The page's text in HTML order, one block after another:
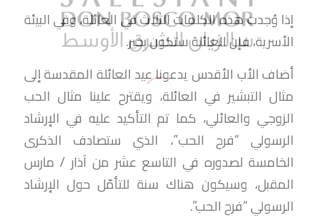
إذا وُجدت هذه الكلمات الثلاث في العائلة، وفي البيئة
الأسرية، فإن العائلة ستكون بخير.
أضاف الأب الأقدس يدعونا عيد العائلة المقدسة إلى
مثال التبشير في العائلة، ويقترح علينا مثال الحب
الزوجي والعائلي، كما تم التأكيد عليه في الإرشاد
الرسولي “فرح الحب”، الذي ستصادف الذكرى
الخامسة لصدوره في التاسع عشر من آذار / مارس
المقبل، وسيكون هناك سنة للتأمّل حول الإرشاد
الرسولي “فرح الحب”.